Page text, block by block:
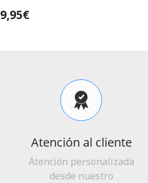
9,95€
Atención al cliente
Atención personalizada
desde nuestro